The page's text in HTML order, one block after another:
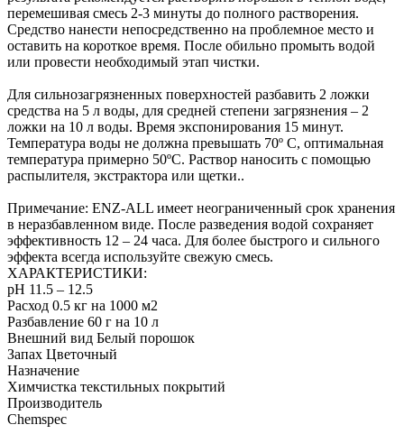
перемешивая смесь 2-3 минуты до полного растворения.
Средство нанести непосредственно на проблемное место и
оставить на короткое время. После обильно промыть водой
или провести необходимый этап чистки.
Для сильнозагрязненных поверхностей разбавить 2 ложки
средства на 5 л воды, для средней степени загрязнения – 2
ложки на 10 л воды. Время экспонирования 15 минут.
Температура воды не должна превышать 70º С, оптимальная
температура примерно 50ºС. Раствор наносить с помощью
распылителя, экстрактора или щетки..
Примечание: ENZ-ALL имеет неограниченный срок хранения
в неразбавленном виде. После разведения водой сохраняет
эффективность 12 – 24 часа. Для более быстрого и сильного
эффекта всегда используйте свежую смесь.
ХАРАКТЕРИСТИКИ:
pH 11.5 – 12.5
Расход 0.5 кг на 1000 м2
Разбавление 60 г на 10 л
Внешний вид Белый порошок
Запах Цветочный
Назначение
Химчистка текстильных покрытий
Производитель
Сhemspec